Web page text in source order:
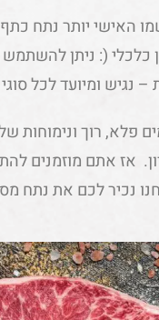
– בשר מספר 4, או בשמו
(: ניתן להשתמש
– נגיש ומיועד לכל
פלא, רוך ונימוחות
אז אתם מוזמנים
נכיר לכם את נתח